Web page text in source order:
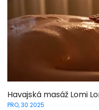
Havajská masáž Lomi
PRO, 30 2025